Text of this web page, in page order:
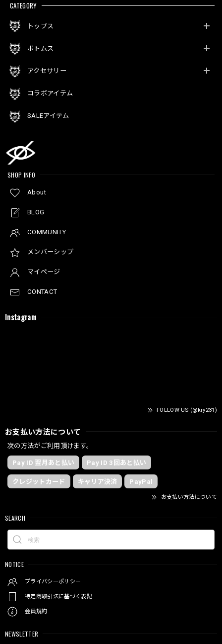
CATEGORY
トップス
ボトムス
アクセサリー
コラボアイテム
SALEアイテム
SHOP INFO
About
BLOG
COMMUNITY
メンバーシップ
マイページ
CONTACT
Instagram
FOLLOW US (@kry231)
お支払い方法について
次の方法がご利用頂けます。
Pay ID 翌月あと払い Pay ID 3回あと払い
クレジットカード キャリア決済 PayPal
お支払い方法について
SEARCH
NOTICE
プライバシーポリシー
特定商取引法に基づく表記
会員規約
NEWSLETTER